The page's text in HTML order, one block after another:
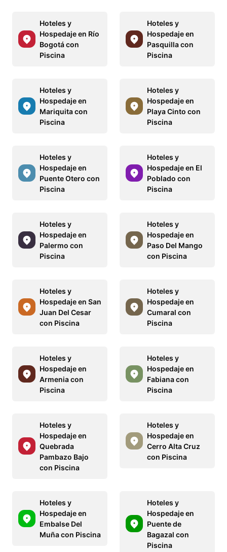
Hoteles y
Hospedaje en Río
Bogotá con
Piscina
Hoteles y
Hospedaje en
Pasquilla con
Piscina
Hoteles y
Hospedaje en
Mariquita con
Piscina
Hoteles y
Hospedaje en
Playa Cinto con
Piscina
Hoteles y
Hospedaje en
Puente Otero con
Piscina
Hoteles y
Hospedaje en El
Poblado con
Piscina
Hoteles y
Hospedaje en
Palermo con
Piscina
Hoteles y
Hospedaje en
Paso Del Mango
con Piscina
Hoteles y
Hospedaje en San
Juan Del Cesar
con Piscina
Hoteles y
Hospedaje en
Cumaral con
Piscina
Hoteles y
Hospedaje en
Armenia con
Piscina
Hoteles y
Hospedaje en
Fabiana con
Piscina
Hoteles y
Hospedaje en
Quebrada
Pambazo Bajo
con Piscina
Hoteles y
Hospedaje en
Cerro Alta Cruz
con Piscina
Hoteles y
Hospedaje en
Embalse Del
Muña con Piscina
Hoteles y
Hospedaje en
Puente de
Bagazal con
Piscina